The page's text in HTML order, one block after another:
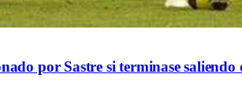
por Sastre si terminase